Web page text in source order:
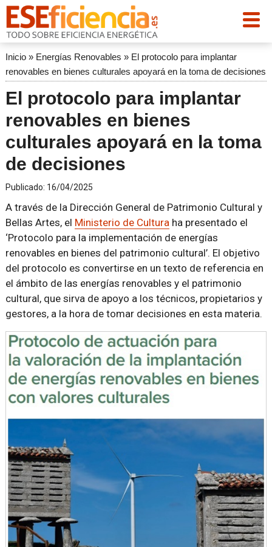
Inicio» Energías Renovables » El protocolo para implantar
renovables en bienes culturales apoyará en la toma de decisiones
El protocolo para implantar
renovables en bienes
culturales apoyará en la toma
de decisiones
Publicado: 16/04/2025
A través de la Dirección General de Patrimonio Cultural y
Bellas Artes, el Ministerio de Culturaha presentado el
‘Protocolo para la implementación de energías
renovables en bienes del patrimonio cultural’. El objetivo
del protocolo es convertirse en un texto de referencia en
el ámbito de las energías renovables y el patrimonio
cultural, que sirva de apoyo a los técnicos, propietarios y
gestores, a la hora de tomar decisiones en esta materia.